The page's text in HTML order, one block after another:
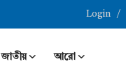
Login /
জাতীয়
আরো